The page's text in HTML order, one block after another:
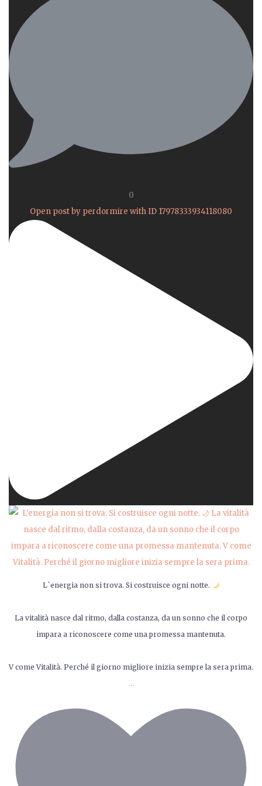
0
Open post by perdormire with ID 17978333934118080
L`energia non si trova. Si costruisce ogni notte.
La vitalità nasce dal ritmo, dalla costanza, da un sonno che il corpo
impara a riconoscere come una promessa mantenuta.
V come Vitalità. Perché il giorno migliore inizia sempre la sera prima.
...